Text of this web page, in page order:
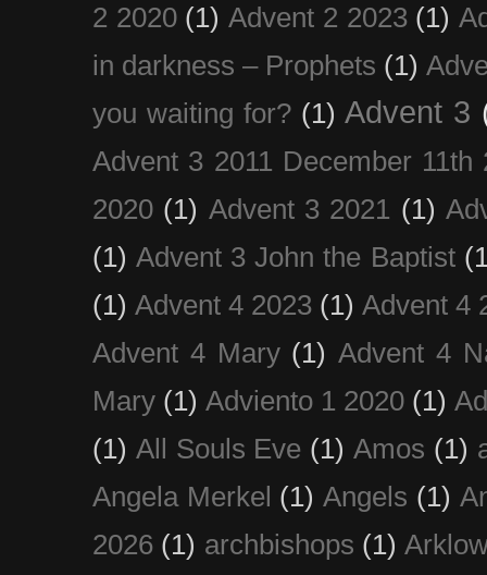
2 2020 (1) Advent 2 2023 (1)
in darkness – Prophets (1)
you waiting for? (1) Advent 3
Advent 3 2011 December 11th
2020 (1) Advent 3 2021 (1)
(1) Advent 3 John the Baptist
(1) Advent 4 2023 (1) Advent 4
Advent 4 Mary (1) Advent 4
Mary (1) Adviento 1 2020 (1)
(1) All Souls Eve (1) Amos (1)
Angela Merkel (1) Angels (1)
2026 (1) archbishops (1)